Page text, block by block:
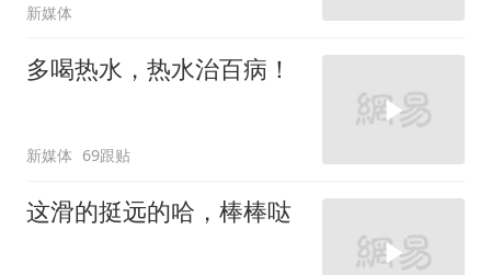
新媒体
多喝热水，热水治百病！
新媒体 69跟贴
这滑的挺远的哈，棒棒哒